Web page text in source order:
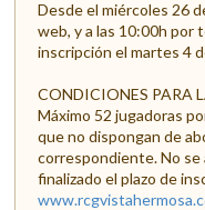
Desde el miércoles 26
web, y a las 10:00h por
inscripción el martes 4
CONDICIONES PARA
Máximo 52 jugadoras
que no dispongan de
correspondiente. No se
finalizado el plazo de